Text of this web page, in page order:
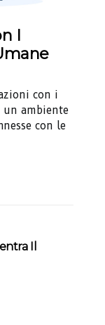
I
con i
un ambiente
con le
Il